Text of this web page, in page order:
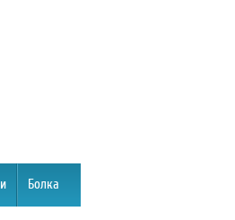
Болка